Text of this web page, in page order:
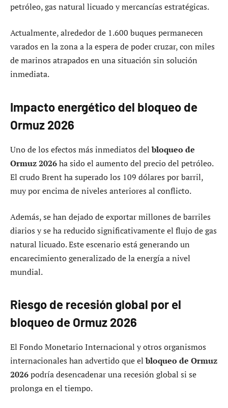
petróleo, gas natural licuado y mercancías estratégicas.
Actualmente, alrededor de 1.600 buques permanecen
varados en la zona a la espera de poder cruzar, con miles
de marinos atrapados en una situación sin solución
inmediata.
Impacto energético del bloqueo de
Ormuz 2026
Uno de los efectos más inmediatos delbloqueo de
Ormuz 2026ha sido el aumento del precio del petróleo.
El crudo Brent ha superado los 109 dólares por barril,
muy por encima de niveles anteriores al conflicto.
Además, se han dejado de exportar millones de barriles
diarios y se ha reducido significativamente el flujo de gas
natural licuado. Este escenario está generando un
encarecimiento generalizado de la energía a nivel
mundial.
Riesgo de recesión global por el
bloqueo de Ormuz 2026
El Fondo Monetario Internacional y otros organismos
internacionales han advertido que elbloqueo de Ormuz
2026podría desencadenar una recesión global si se
prolonga en el tiempo.